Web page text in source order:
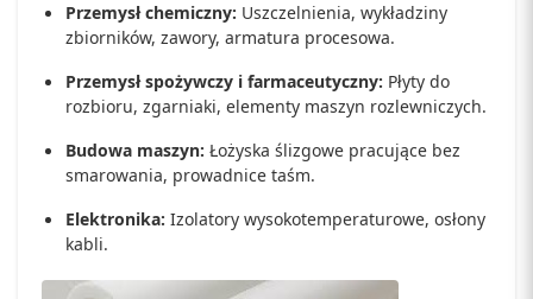
Przemysł chemiczny: Uszczelnienia, wykładziny
zbiorników, zawory, armatura procesowa.
Przemysł spożywczy i farmaceutyczny: Płyty do
rozbioru, zgarniaki, elementy maszyn rozlewniczych.
Budowa maszyn: Łożyska ślizgowe pracujące bez
smarowania, prowadnice taśm.
Elektronika: Izolatory wysokotemperaturowe, osłony
kabli.